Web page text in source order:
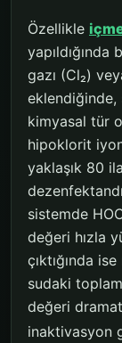
Özellikle
gazı (Cl₂)
eklendiğinde,
kimyasal tür
hipoklorit
yaklaşık 80
sistemde
değeri hızla
çıktığında
sudaki
değeri
inaktivasyon